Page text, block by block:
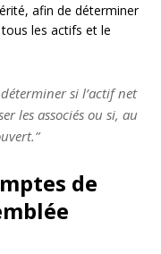
afin de déterminer
les actifs et le
si l’actif net
les associés ou si, au
de